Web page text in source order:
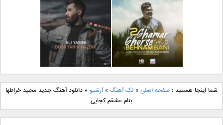
دانلود آهنگ جدید مهدی
یراحی بنام اسرار
دانلود آهنگ جدید فرزاد
فرزین بنام آتیش
دانلود آهنگ جدید بهنام
بانی بنام قرص قمر 2
دانلود آهنگ جدید علی
یاسینی بنام دورترین نزدیک
شما اینجا هستید :صفحه اصلی »تک آهنگ »آرشیو »دانلود آهنگ جدید مجید خراطها
بنام عشقم کجایی